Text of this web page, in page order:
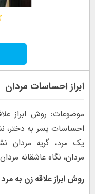
ابراز احساسات مردان
موضوعات: روش ابراز
احساسات پسر به دختر،
یک مرد، گریه مردان
مردان، نگاه عاشقانه مردان
روش ابراز علاقه زن به مرد